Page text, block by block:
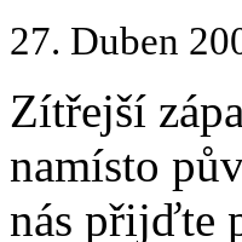
27. Duben
Zítřejší
namísto
nás přijďte